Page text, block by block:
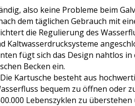
also keine Probleme beim
dem täglichen Gebrauch mit
die Regulierung des
Kaltwasserdrucksysteme
fügt sich das Design nahtlos
Becken ein.
Kartusche besteht aus
bequem zu öffnen oder
Lebenszyklen zu